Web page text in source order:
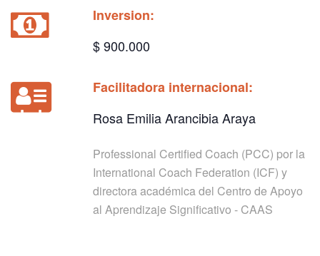
Inversion:
$ 900.000
Facilitadora internacional:
Rosa Emilia Arancibia Araya
Professional Certified Coach (PCC) por la
International Coach Federation (ICF) y
directora académica del Centro de Apoyo
al Aprendizaje Significativo - CAAS